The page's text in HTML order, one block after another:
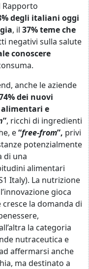
Rapporto
degli italiani oggi
, il 37% teme che
negativi sulla salute
conoscere
anche le aziende
dei nuovi
alimentari e
”, ricchi di ingredienti
e“free-from”, privi
potenzialmente
di una
alimentari
Italy). La nutrizione
gioca
la domanda di
la categoria
nutraceutica e
affermarsi anche
ma destinato a